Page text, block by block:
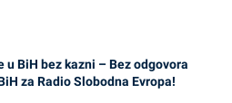
BiH bez kazni – Bez odgovora
za Radio Slobodna Evropa!